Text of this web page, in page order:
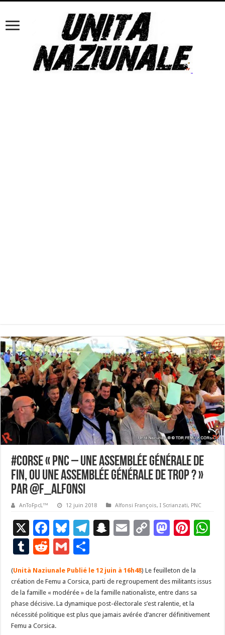
#Corse « PNC – Une Assemblée Générale de
fin, ou une Assemblée Générale de trop ? »
Par @F_Alfonsi
AnToFpcL™ 12 juin 2018 Alfonsi François,I Scrianzati, PNC
X
F
ac
e
b
o
o
k
Bl
u
es
ky
T
gr
a
m
S
p
c
h
E
l
C
y
Li
n
M
d
o
n
Pi
es
t
T
u
m
bl
r
R
d
di
t
G
m
ai
l
ar
ta
g
er
(Unità Naziunale Publié le 12 juin à 16h48) Le feuilleton de la
création de Femu a Corsica, parti de regroupement des militants issus
de la famille « modérée » de la famille nationaliste, entre dans sa
phase décisive. La dynamique post-électorale s’est ralentie, et la
nécessité politique est plus que jamais avérée d’ancrer définitivement
Femu a Corsica.